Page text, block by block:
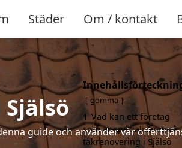
Städer Om / kontakt
guide och använder vår
gömma
1 Vad kan ett företag
som är specialiserat på
takrenovering i Själsö